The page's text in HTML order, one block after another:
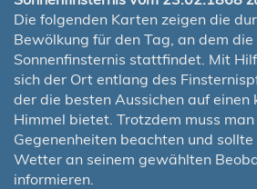
Die folgenden Karten zeigen die
Bewölkung für den Tag, an dem
Sonnenfinsternis stattfindet. Mit
sich der Ort entlang des
der die besten Aussichen auf einen
Himmel bietet. Trotzdem muss
Gegenenheiten beachten und
Wetter an seinem gewählten
informieren.